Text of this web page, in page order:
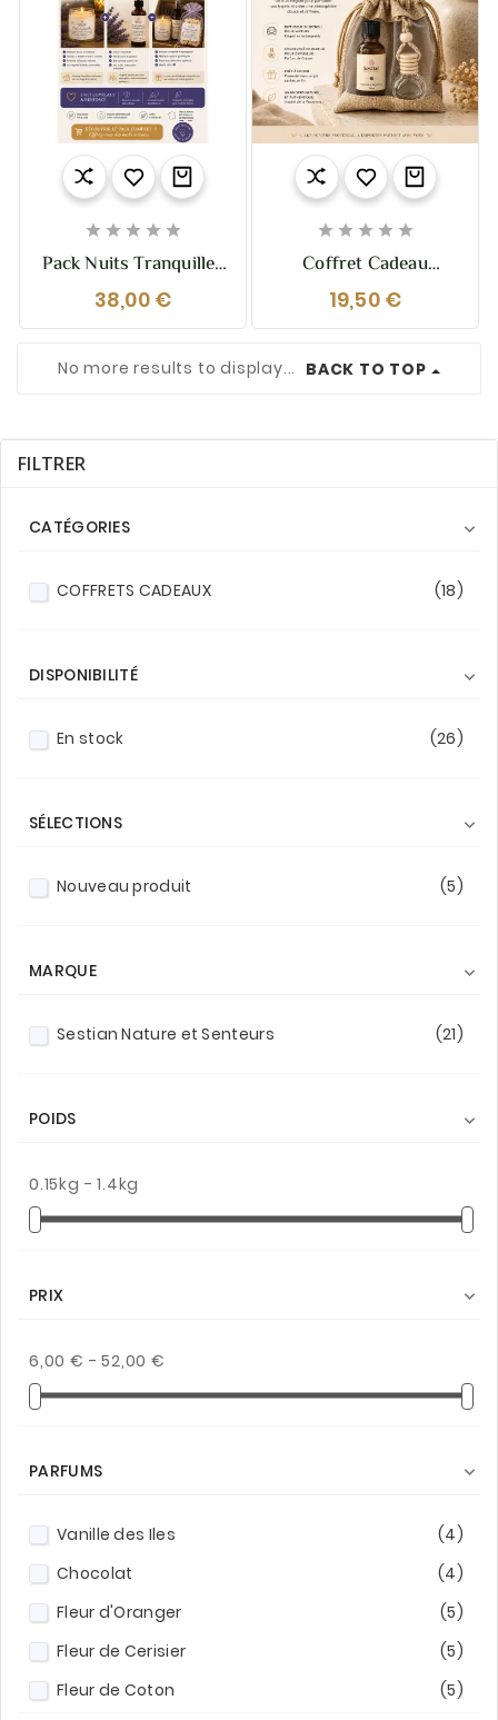
    
Pack Nuits Tranquilles
– Sommeil & Anti-
Moustiques Routine
Complète Aux Huiles
Essentielles – Bien-
38,00 €
    
Coffret Cadeau
Diffusion Voiture –
Diffuseur Suspendu &
Concentré De Parfum
19,50 €
No more results to display... BACK TO TOP
FILTRER
CATÉGORIES 
COFFRETS CADEAUX (18)
DISPONIBILITÉ 
En stock (26)
SÉLECTIONS 
Nouveau produit (5)
MARQUE 
Sestian Nature et Senteurs (21)
POIDS 
0.15kg - 1.4kg
PRIX 
6,00 € - 52,00 €
PARFUMS 
Vanille des Iles
(4)
Chocolat
(4)
Fleur d'Oranger
(5)
Fleur de Cerisier
(5)
Fleur de Coton
(5)